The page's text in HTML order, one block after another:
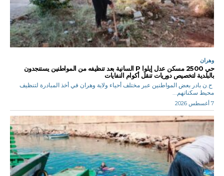
وهران
حي 2500 مسكن عدل إيلوا P السانية بعد تنظيفه من المواطنين يستنجدون
بالبلدية لتخصيص دوريات تنقل أكوام النفايات
ح.ن بادر بعض المواطنين عبر مختلف أحياء ولاية وهران في أخذ المبادرة لتنظيف
محيط سكناتهم...
7 أغسطس 2026